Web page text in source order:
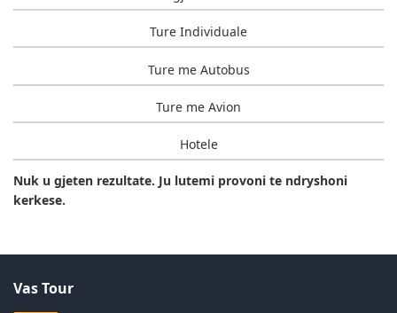
Ture Individuale
Ture me Autobus
Ture me Avion
Hotele
Nuk u gjeten rezultate. Ju lutemi provoni te ndryshoni
kerkese.
Vas Tour